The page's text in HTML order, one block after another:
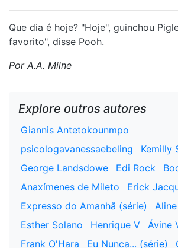
Que dia é hoje? "Hoje", guinchou
favorito", disse Pooh.
Por A.A. Milne
Explore outros autores
Giannis Antetokounmpo
psicologavanessaebeling
Kemilly
George Landsdowe
Edi Rock
Anaxímenes de Mileto
Erick
Expresso do Amanhã (série)
Esther Solano
Henrique V
Ávine
Frank O'Hara
Eu Nunca... (série)